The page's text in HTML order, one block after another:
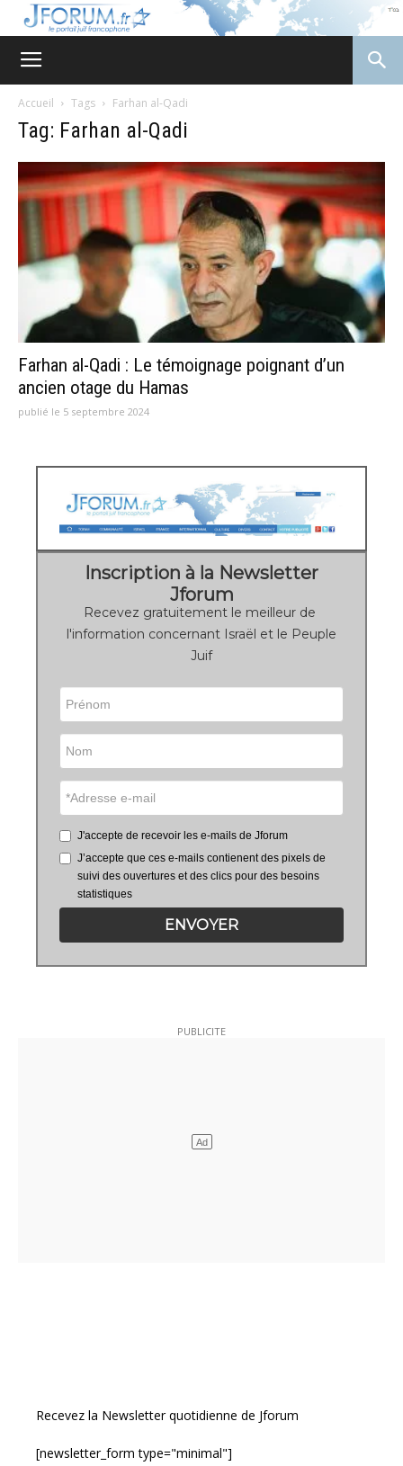
Accueil Tags Farhan al-Qadi
Tag: Farhan al-Qadi
Farhan al-Qadi : Le témoignage poignant d’un
ancien otage du Hamas
publié le 5 septembre 2024
Inscription à la Newsletter
Jforum
Recevez gratuitement le meilleur de
l'information concernant Israël et le Peuple
Juif
J'accepte de recevoir les e-mails de Jforum
J’accepte que ces e-mails contienent des pixels de
suivi des ouvertures et des clics pour des besoins
statistiques
ENVOYER
Recevez la Newsletter quotidienne de Jforum
[newsletter_form type="minimal"]